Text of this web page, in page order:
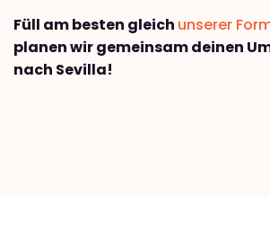
Füll am besten gleich unserer
planen wir gemeinsam deinen
nach Sevilla!